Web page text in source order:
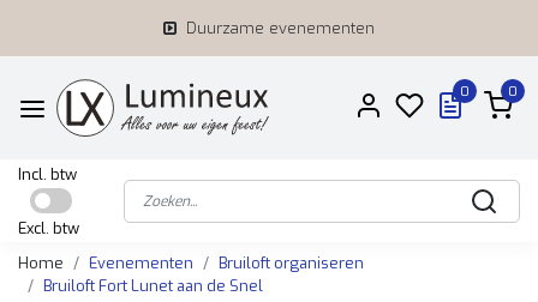
Duurzame evenementen
0 0
Incl. btw
Excl. btw
Home
Evenementen
Bruiloft organiseren
Bruiloft Fort Lunet aan de Snel